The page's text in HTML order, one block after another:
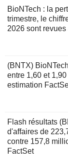
BioNTech : la
trimestre, le
2026 sont
(BNTX)
entre 1,60 et
estimation
Flash résultats
d'affaires de
contre 157,8
FactSet